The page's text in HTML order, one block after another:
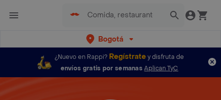
Bogotá
¿Nuevo en Rappi? Regístratey disfruta de
envíos gratis por semanas Aplican TyC